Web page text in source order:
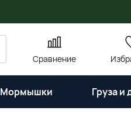
Сравнение
Мормышки Груза и